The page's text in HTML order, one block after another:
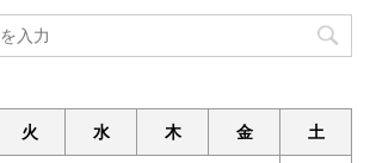
火 水 木 金 土